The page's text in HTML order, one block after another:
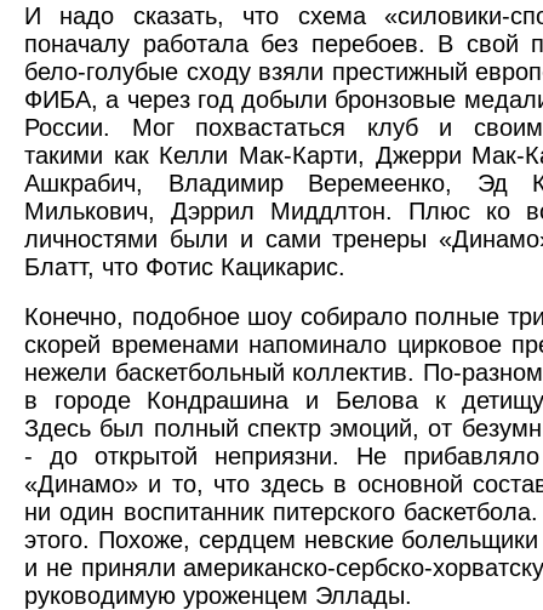
И надо сказать, что схема «силовики-
поначалу работала без перебоев. В свой
бело-голубые сходу взяли престижный
ФИБА, а через год добыли бронзовые
России. Мог похвастаться клуб и
такими как Келли Мак-Карти, Джерри Мак-
Ашкрабич, Владимир Веремеенко, Эд
Милькович, Дэррил Миддлтон. Плюс ко
личностями были и сами тренеры
Блатт, что Фотис Кацикарис.
Конечно, подобное шоу собирало полные
скорей временами напоминало цирковое
нежели баскетбольный коллектив. По-
в городе Кондрашина и Белова к
Здесь был полный спектр эмоций, от
- до открытой неприязни. Не
«Динамо» и то, что здесь в основной
ни один воспитанник питерского
этого. Похоже, сердцем невские
и не приняли американско-сербско-
руководимую уроженцем Эллады.